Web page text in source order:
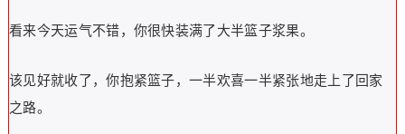
看来今天运气不错，你很快装满了大半篮子浆果。
该见好就收了，你抱紧篮子，一半欢喜一半紧张地走上了回家
之路。